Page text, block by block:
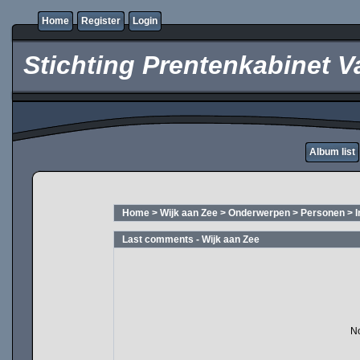
Home Register Login
Stichting Prentenkabinet
Album list
Home > Wijk aan Zee > Onderwerpen > Personen >
Last comments - Wijk aan Zee